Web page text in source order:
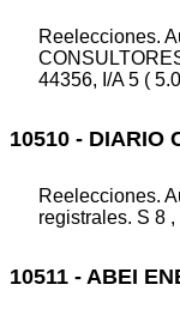
Reelecciones.
44356, I/A 5 (
10510 - DIARIO
Reelecciones.
registrales. S 8
10511 - ABEI